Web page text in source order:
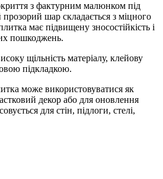
з фактурним малюнком під
прозорий шар складається з міцного
має підвищену зносостійкість і
пошкоджень.
щільність матеріалу, клейову
підкладкою.
може використовуватися як
декор або для оновлення
для стін, підлоги, стелі,